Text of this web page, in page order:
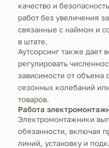
качество и
работ без увеличения
связанные с наймом и
в штате.
Аутсорсинг также дает
регулировать
зависимости от объема
сезонных колебаний
товаров.
Работа
Электромонтажники
обязанности, включая
линий, установку и